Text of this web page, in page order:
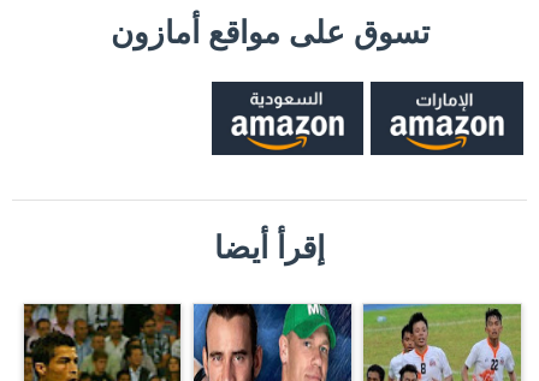
تسوق على مواقع أمازون
إقرأ أيضا